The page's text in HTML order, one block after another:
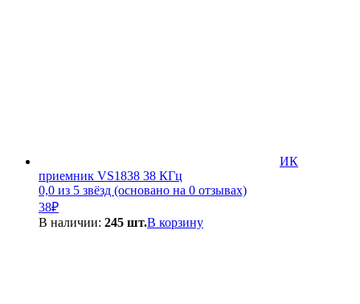
ИК
приемник VS1838 38 КГц
0,0 из 5 звёзд (основано на 0 отзывах)
38₽
В наличии: 245 шт.В корзину